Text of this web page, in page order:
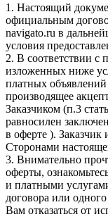
1. Настоящий
официальным
navigato.ru в
условия
2. В соответствии с
изложенных ниже
платных
производящее
Заказчиком (п.3
равносилен
в оферте ).
Сторонами
3. Внимательно
оферты,
и платными
договора или
Вам отказаться от